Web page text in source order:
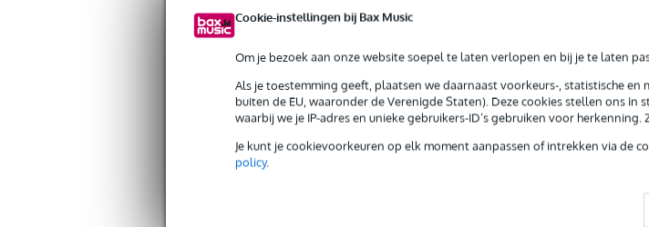
Cookie-instellingen bij Bax Music
Om je bezoek aan onze website soepel te laten verlopen en bij je te laten
Als je toestemming geeft, plaatsen we daarnaast voorkeurs-, statistische
buiten de EU, waaronder de Verenigde Staten). Deze cookies stellen ons
waarbij we je IP-adres en unieke gebruikers-ID’s gebruiken voor
Je kunt je cookievoorkeuren op elk moment aanpassen of intrekken via de
policy.
Gratis verzending vanaf € 99,-
30 dagen 'niet goed geld terug' garantie
3 jaar Bax
Laagste-prijs-
Start de check